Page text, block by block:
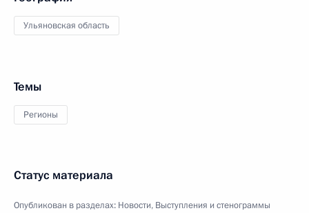
Ульяновская область
Темы
Регионы
Статус материала
Опубликован в разделах: Новости, Выступления и стенограммы